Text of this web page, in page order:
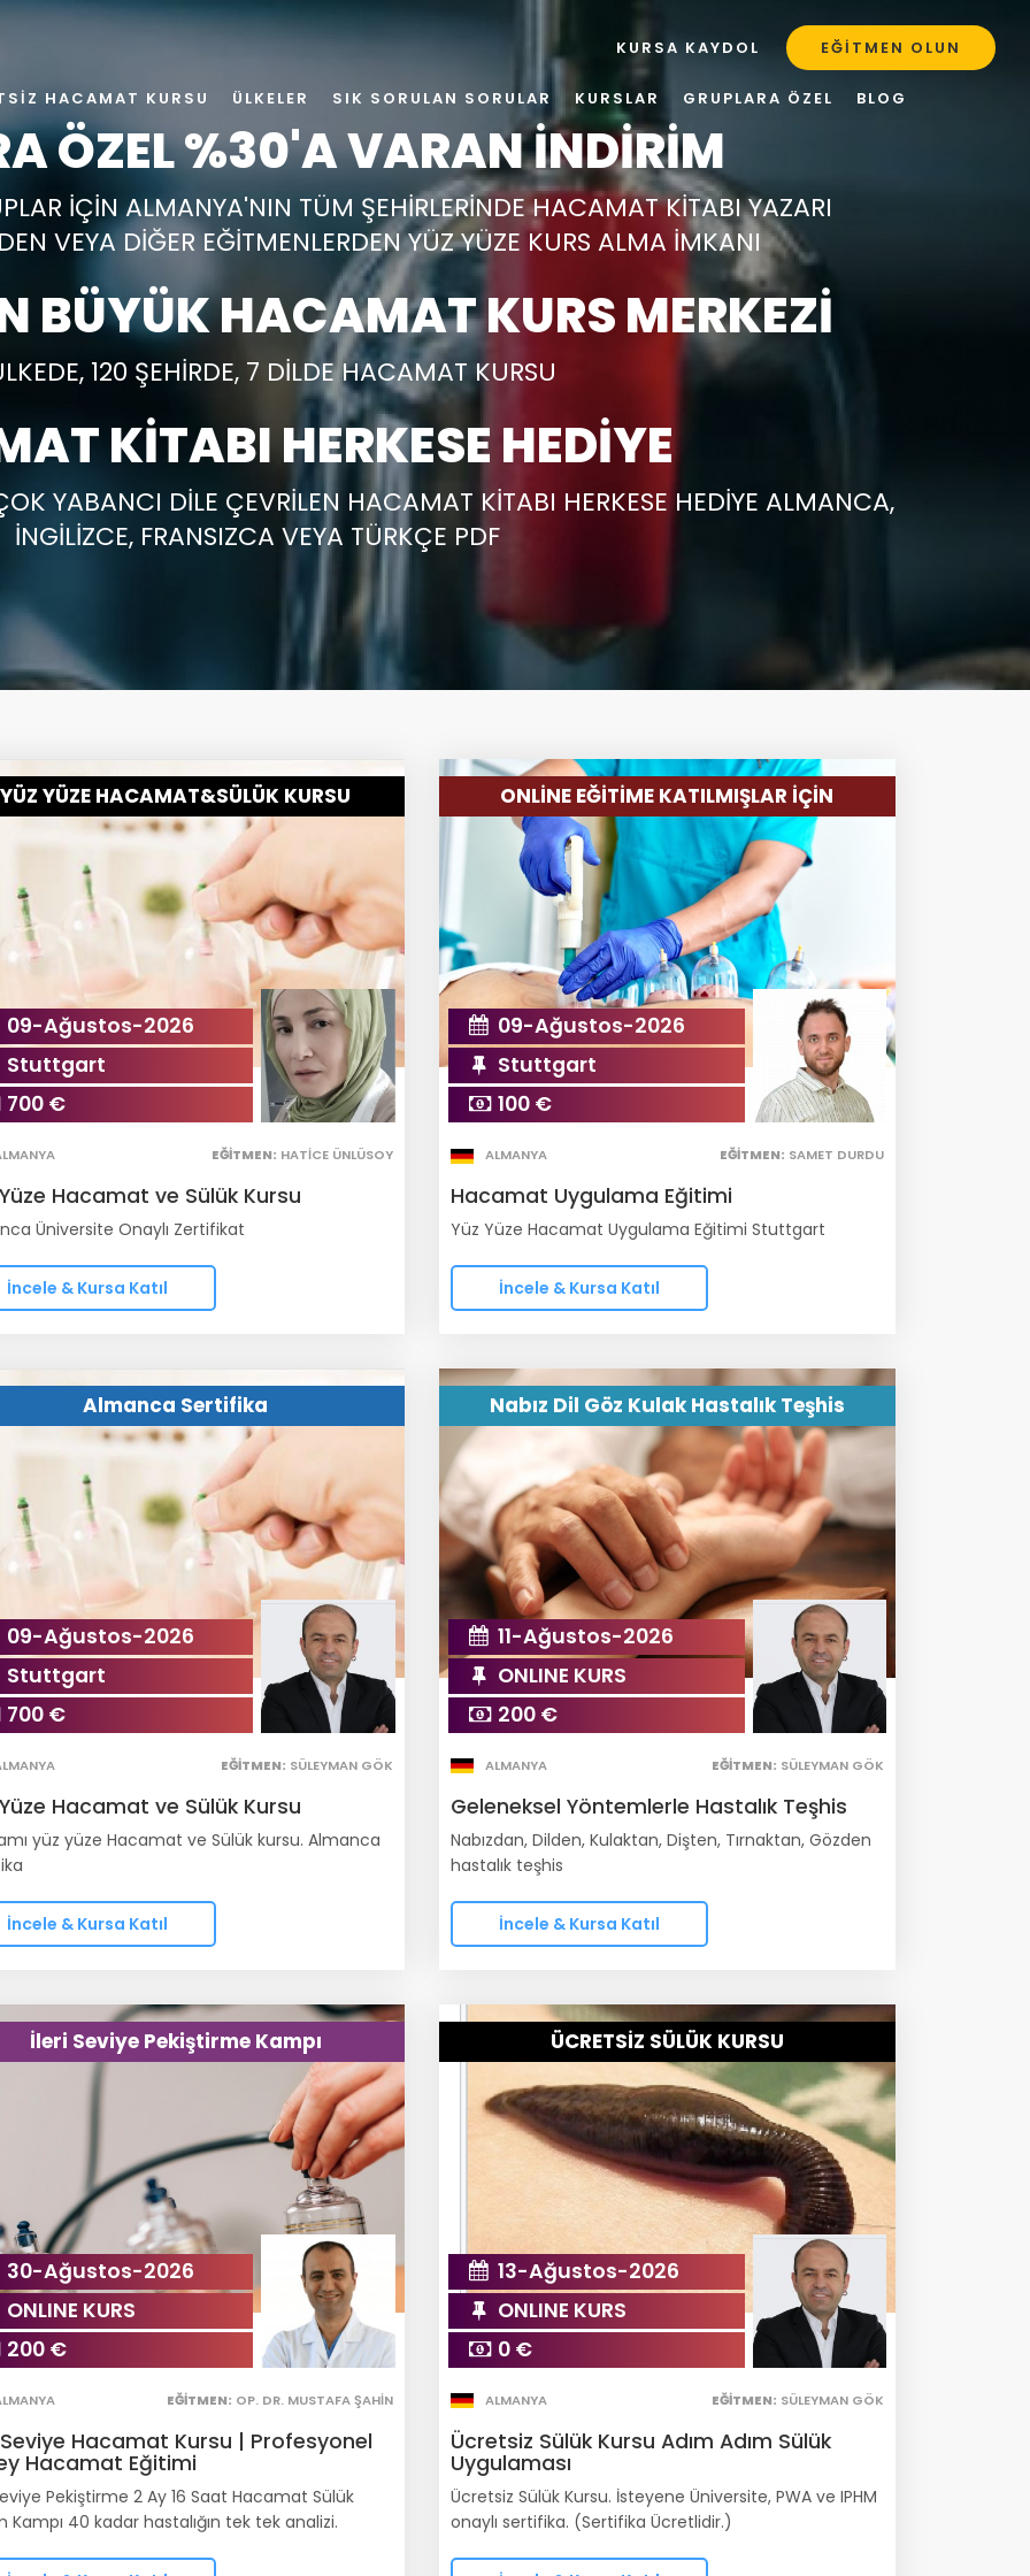
ÖZEL %30'A VARAN İNDİRİM
İÇİN ALMANYA'NIN TÜM ŞEHİRLERİNDE HACAMAT KİTABI YAZARI
VEYA DİĞER EĞİTMENLERDEN YÜZ YÜZE KURS ALMA İMKANI
BÜYÜK HACAMAT KURS MERKEZİ
120 ŞEHİRDE, 7 DİLDE HACAMAT KURSU
KİTABI HERKESE HEDİYE
YABANCI DİLE ÇEVRİLEN HACAMAT KİTABI HERKESE HEDİYE ALMANCA,
İNGİLİZCE, FRANSIZCA VEYA TÜRKÇE PDF
YÜZ YÜZE HACAMAT&SÜLÜK KURSU
09-Ağustos-2026
Stuttgart
700 €
EĞITMEN: HATICE ÜNLÜSOY
Hacamat ve Sülük Kursu
Üniversite Onaylı Zertifikat
İncele & Kursa Katıl
ONLİNE EĞİTİME KATILMIŞLAR İÇİN
09-Ağustos-2026
Stuttgart
100 €
ALMANYA EĞITMEN: SAMET DURDU
Hacamat Uygulama Eğitimi
Yüz Yüze Hacamat Uygulama Eğitimi Stuttgart
İncele & Kursa Katıl
Almanca Sertifika
09-Ağustos-2026
Stuttgart
700 €
EĞITMEN: SÜLEYMAN GÖK
Hacamat ve Sülük Kursu
yüz yüze Hacamat ve Sülük kursu. Almanca
İncele & Kursa Katıl
Nabız Dil Göz Kulak Hastalık Teşhis
11-Ağustos-2026
ONLINE KURS
200 €
ALMANYA EĞITMEN: SÜLEYMAN GÖK
Geleneksel Yöntemlerle Hastalık Teşhis
Nabızdan, Dilden, Kulaktan, Dişten, Tırnaktan, Gözden
hastalık teşhis
İncele & Kursa Katıl
İleri Seviye Pekiştirme Kampı
30-Ağustos-2026
ONLINE KURS
200 €
EĞITMEN: OP. DR. MUSTAFA ŞAHIN
Hacamat Kursu | Profesyonel
Hacamat Eğitimi
Pekiştirme 2 Ay 16 Saat Hacamat Sülük
Kampı 40 kadar hastalığın tek tek analizi.
ÜCRETSİZ SÜLÜK KURSU
13-Ağustos-2026
ONLINE KURS
0 €
ALMANYA EĞITMEN: SÜLEYMAN GÖK
Ücretsiz Sülük Kursu Adım Adım Sülük
Uygulaması
Ücretsiz Sülük Kursu. İsteyene Üniversite, PWA ve IPHM
onaylı sertifika. (Sertifika Ücretlidir.)
KURSA KAYDOL EĞITMEN OLUN
HACAMAT KURSU ÜLKELER SIK SORULAN SORULAR KURSLAR GRUPLARA ÖZEL BLOG